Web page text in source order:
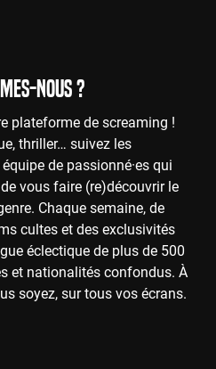
NOUS ?
plateforme de screaming !
thriller… suivez les
de passionné·es qui
vous faire (re)découvrir le
Chaque semaine, de
cultes et des exclusivités
éclectique de plus de 500
et nationalités confondus. À
soyez, sur tous vos écrans.